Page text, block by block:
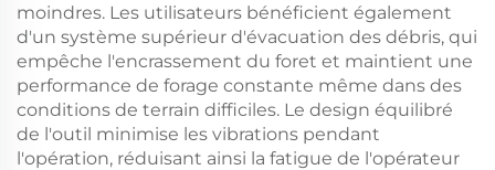
moindres. Les utilisateurs bénéficient également
d'un système supérieur d'évacuation des débris, qui
empêche l'encrassement du foret et maintient une
performance de forage constante même dans des
conditions de terrain difficiles. Le design équilibré
de l'outil minimise les vibrations pendant
l'opération, réduisant ainsi la fatigue de l'opérateur